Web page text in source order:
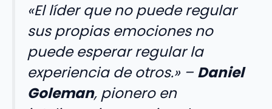
«El líder que no puede regular
sus propias emociones no
puede esperar regular la
experiencia de otros.» – Daniel
Goleman, pionero en